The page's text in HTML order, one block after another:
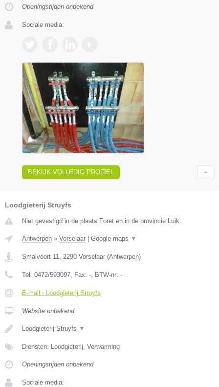
Openingstijden onbekend
Sociale media:
BEKIJK VOLLEDIG PROFIEL
Loodgieterij Struyfs
Niet gevestigd in de plaats Foret en in de provincie Luik.
Antwerpen » Vorselaar Google maps ▼
Smalvoort 11, 2290 Vorselaar (Antwerpen)
Tel: 0472/593097, Fax: -, BTW-nr: -
E-mail › Loodgieterij Struyfs
Website onbekend
Loodgieterij Struyfs ▼
Diensten: Loodgieterij, Verwarming
Openingstijden onbekend
Sociale media: